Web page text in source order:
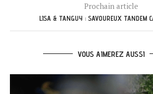
Prochain article
LISA & TANGUY : SAVOUREUX TANDEM
VOUS AIMEREZ AUSSI